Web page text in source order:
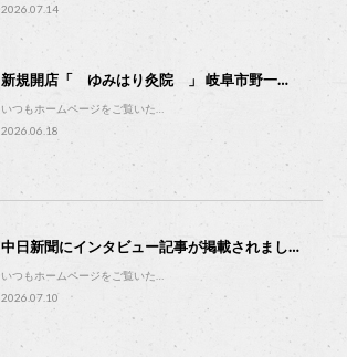
2026.07.14
新規開店「 ゆみはり灸院 」 岐阜市野一…
いつもホームページをご覧いた…
2026.06.18
中日新聞にインタビュー記事が掲載されまし…
いつもホームページをご覧いた…
2026.07.10